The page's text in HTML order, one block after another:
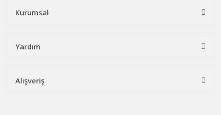
Kurumsal
Yardım
Alışveriş